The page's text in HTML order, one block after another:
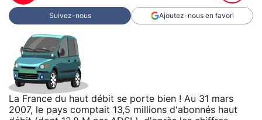
Suivez-nous Ajoutez-nous en favori
La France du haut débit se porte bien ! Au 31 mars
2007, le pays comptait 13,5 millions d'abonnés haut